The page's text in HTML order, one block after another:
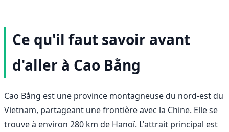
Ce qu'il faut savoir avant
d'aller à Cao Bằng
Cao Bằng est une province montagneuse du nord-est du
Vietnam, partageant une frontière avec la Chine. Elle se
trouve à environ 280 km de Hanoï. L'attrait principal est